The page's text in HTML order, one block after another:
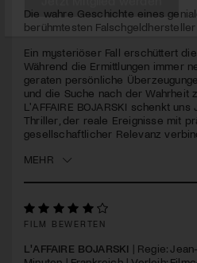
seconds
Die wahre Geschichte eines
berühmtesten
Ein mysteriöser Fall erschüttert
Während die Ermittlungen immer
geraten persönliche
und die Suche nach der Wahrheit
L'AFFAIRE BOJARSKI schenkt
Thriller, der reale Ereignisse mit
gesellschaftlicher Relevanz
MEHR
FILM BEWERTEN
L'AFFAIRE BOJARSKI | Regie:
Jetzt Mitglied werden